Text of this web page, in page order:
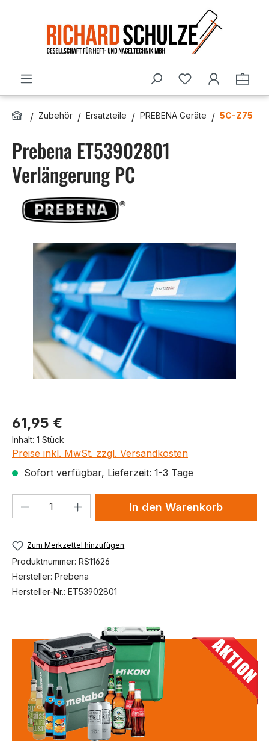
Du hast 0
Zubehör Ersatzteile PREBENA Geräte 5C-Z75
Prebena ET53902801
Verlängerung PC
Bildergalerie überspringen
Produktpreis
61,95 €
Inhalt: 1 Stück
Preise inkl. MwSt. zzgl. Versandkosten
Sofort verfügbar, Lieferzeit: 1-3 Tage
Produkt Anzahl: Gib denIn den Warenkorb
Zum Merkzettel hinzufügen
Produktnummer: RS11626
Hersteller: Prebena
Hersteller-Nr.: ET53902801